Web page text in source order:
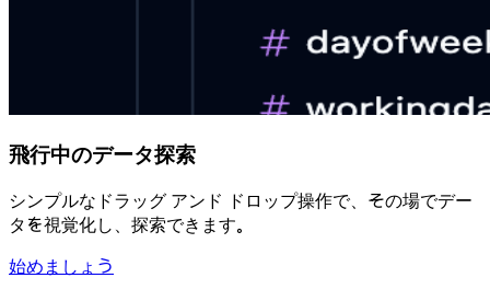
飛行中のデータ探索
シンプルなドラッグ アンド ドロップ操作で、その場でデー
タを視覚化し、探索できます。
始めましょう